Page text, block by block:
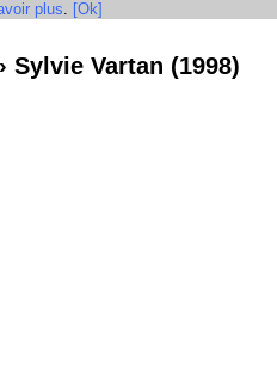
plus. [Ok]
› Sylvie Vartan (1998)